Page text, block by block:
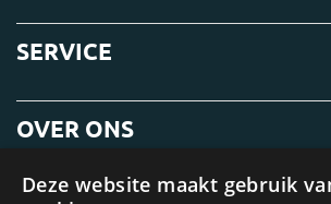
SERVICE
OVER ONS
Deze website maakt gebruik